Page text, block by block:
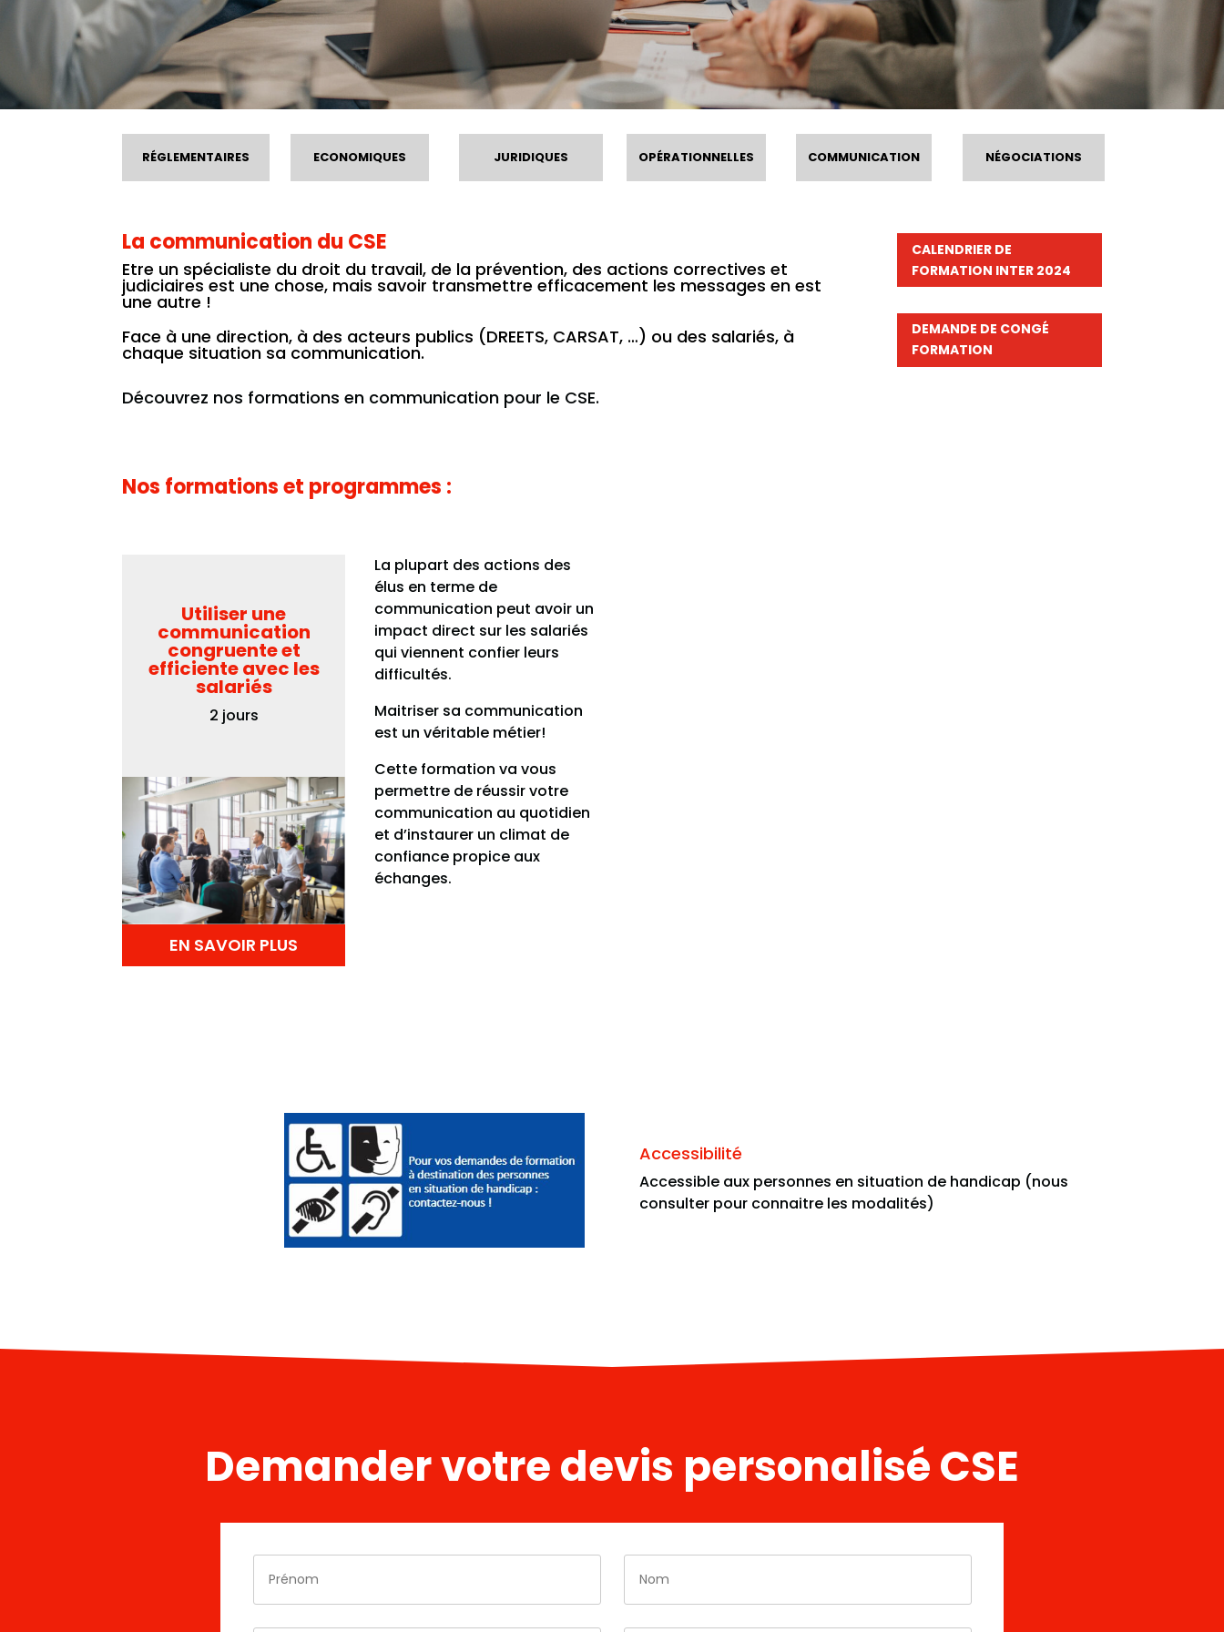
RÉGLEMENTAIRES ECONOMIQUES JURIDIQUES OPÉRATIONNELLES COMMUNICATION NÉGOCIATIONS
La communication du CSE
Etre un spécialiste du droit du travail, de la prévention, des actions correctives et
judiciaires est une chose, mais savoir transmettre efficacement les messages en est
une autre !
Face à une direction, à des acteurs publics (DREETS, CARSAT, …) ou des salariés, à
chaque situation sa communication.
Découvrez nos formations en communication pour le CSE.
CALENDRIER DE
FORMATION INTER 2024
DEMANDE DE CONGÉ
FORMATION
Nos formations et programmes :
Utiliser une
communication
congruente et
efficiente avec les
salariés
2 jours
EN SAVOIR PLUS
La plupart des actions des
élus en terme de
communication peut avoir un
impact direct sur les salariés
qui viennent confier leurs
difficultés.
Maitriser sa communication
est un véritable métier!
Cette formation va vous
permettre de réussir votre
communication au quotidien
et d’instaurer un climat de
confiance propice aux
échanges.
Accessibilité
Accessible aux personnes en situation de handicap (nous
consulter pour connaitre les modalités)
Demander votre devis personalisé CSE